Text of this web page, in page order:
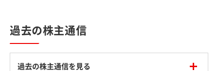
過去の株主通信
過去の株主通信を見る